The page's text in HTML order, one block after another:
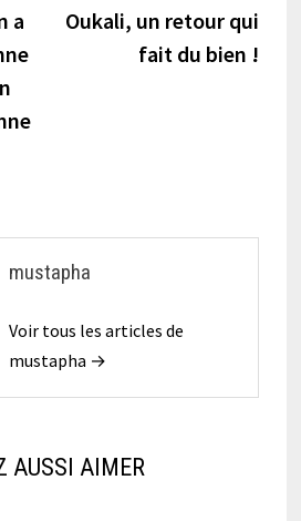
précédente :
a
Oukali, un retour qui
fait du bien !
mustapha
Voir tous les articles de
mustapha →
AUSSI AIMER